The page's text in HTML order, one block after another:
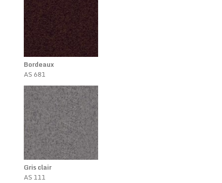
Bordeaux
AS 681
Gris clair
AS 111